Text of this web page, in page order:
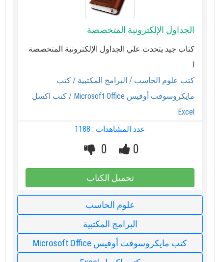
الجداول الإلكترونية المتخصصة
كتاب جيد يتحدث علي الجداول الإلكترونية المتخصصة
l.
كتب علوم الحاسب / البرامج المكتبية / كتب
مايكروسوفت أوفيس Microsoft Office
/ كتب اكسل
Excel
عدد المشاهدات : 1188
0
0
تحميل الكتاب
علوم الحاسب
البرامج المكتبية
كتب مايكروسوفت أوفيس Microsoft Office